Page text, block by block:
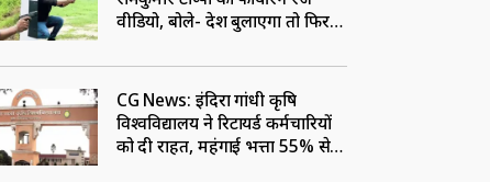
वीडियो, बोले- देश बुलाएगा तो फिर
CG News: इंदिरा गांधी कृषि
विश्वविद्यालय ने रिटायर्ड कर्मचारियों
को दी राहत, महंगाई भत्ता 55% से